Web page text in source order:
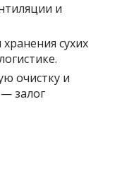
и
сухих
очистку и
залог